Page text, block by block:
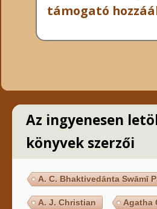
támogató
Az ingyenesen
könyvek szerzői
A. C. Bhaktivedānta Swāmī
A. J. Christian Agatha